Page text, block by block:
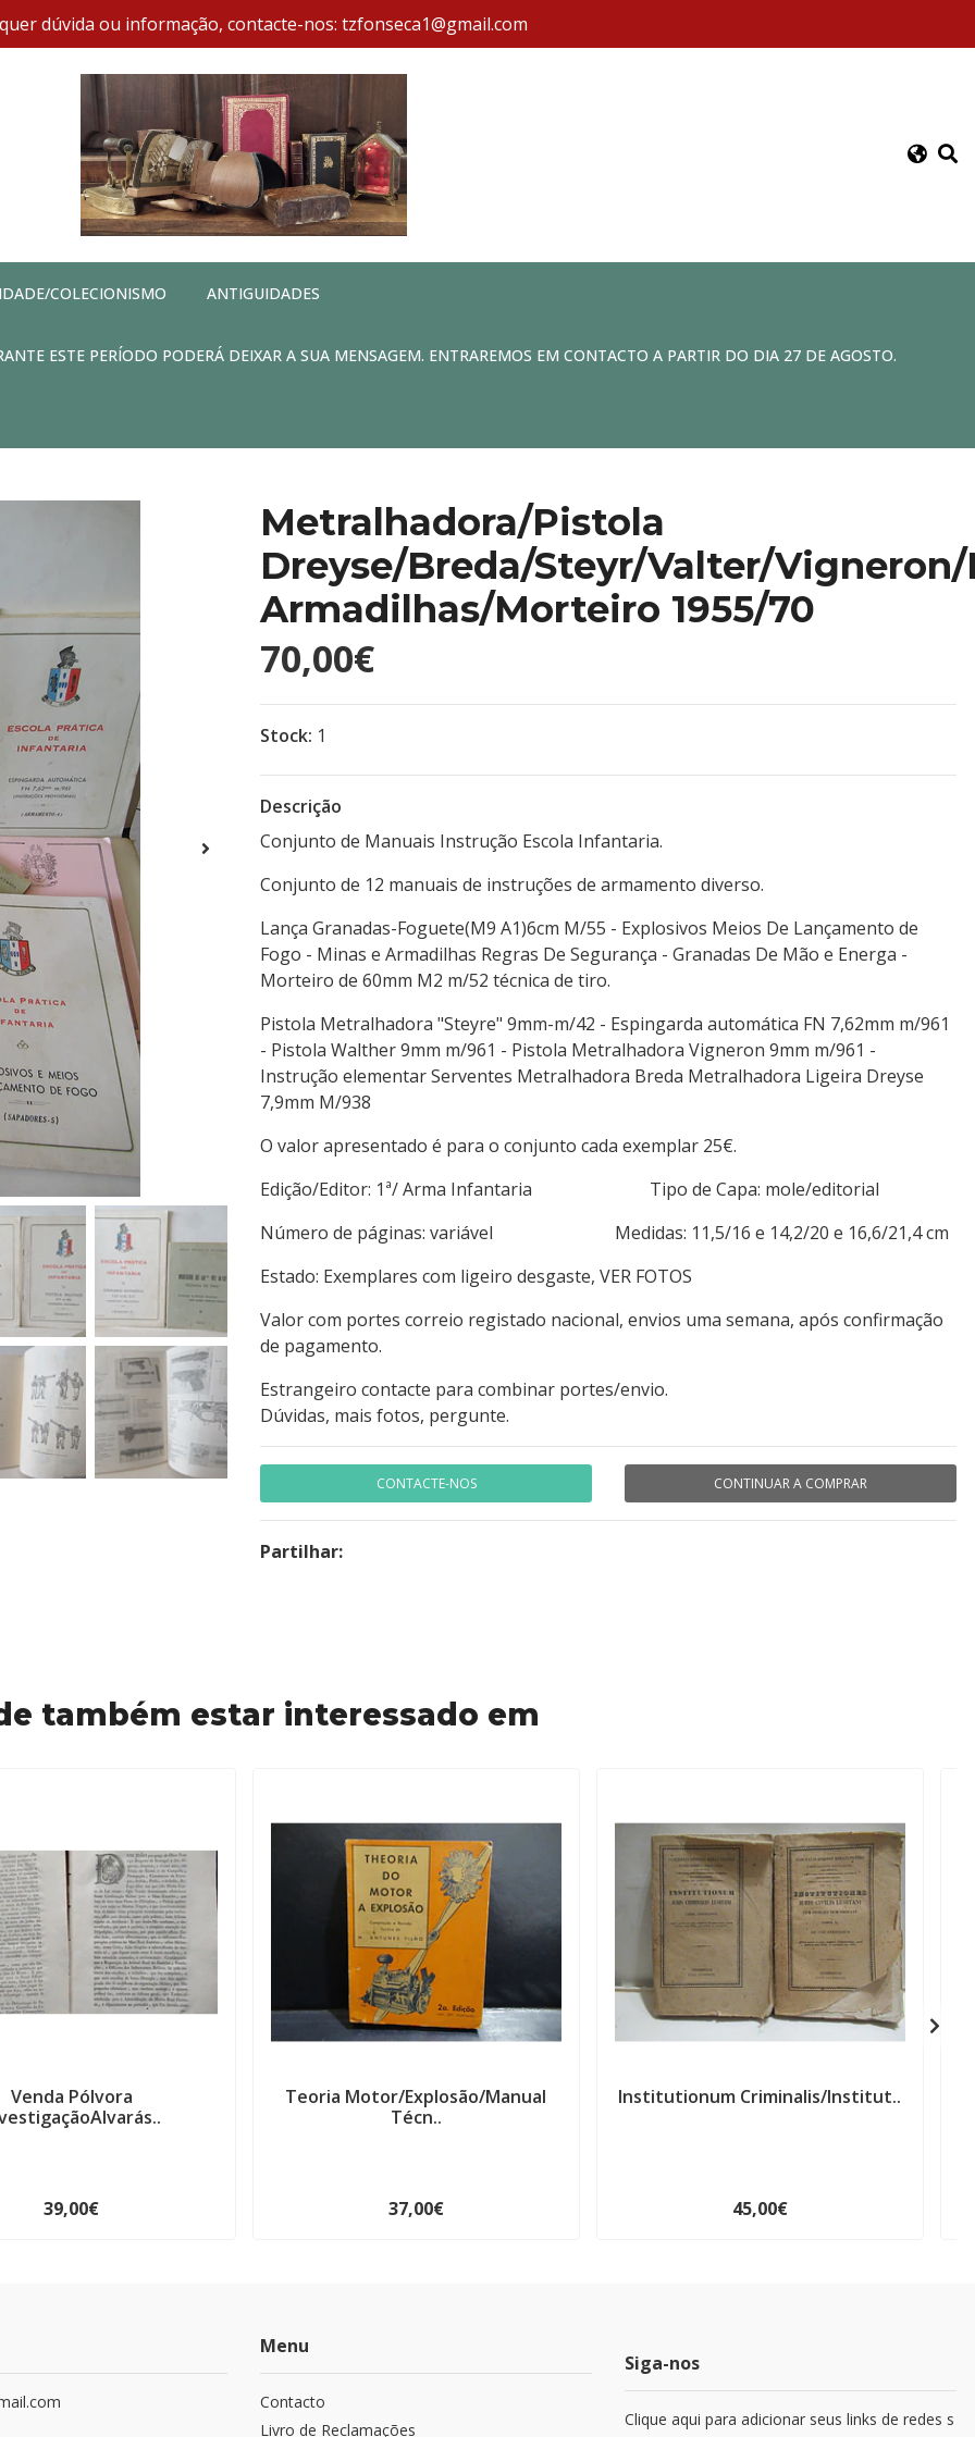
dúvida ou informação, contacte-nos: tzfonseca1@gmail.com
COLECIONISMO ANTIGUIDADES
ESTE PERÍODO PODERÁ DEIXAR A SUA MENSAGEM. ENTRAREMOS EM CONTACTO A PARTIR DO DIA 27 DE AGOSTO.
Metralhadora/Pistola
Dreyse/Breda/Steyr/Valter/
Armadilhas/Morteiro 1955/70
70,00€
Stock: 1
Descrição
Conjunto de Manuais Instrução Escola Infantaria.
Conjunto de 12 manuais de instruções de armamento diverso.
Lança Granadas-Foguete(M9 A1)6cm M/55 - Explosivos Meios De Lançamento de
Fogo - Minas e Armadilhas Regras De Segurança - Granadas De Mão e Energa -
Morteiro de 60mm M2 m/52 técnica de tiro.
Pistola Metralhadora "Steyre" 9mm-m/42 - Espingarda automática FN 7,62mm m/961
- Pistola Walther 9mm m/961 - Pistola Metralhadora Vigneron 9mm m/961 -
Instrução elementar Serventes Metralhadora Breda Metralhadora Ligeira Dreyse
7,9mm M/938
O valor apresentado é para o conjunto cada exemplar 25€.
Edição/Editor: 1ª/ Arma Infantaria Tipo de Capa: mole/editorial
Número de páginas: variável Medidas: 11,5/16 e 14,2/20 e 16,6/21,4 cm
Estado: Exemplares com ligeiro desgaste, VER FOTOS
Valor com portes correio registado nacional, envios uma semana, após confirmação
de pagamento.
Estrangeiro contacte para combinar portes/envio.
Dúvidas, mais fotos, pergunte.
CONTACTE-NOS CONTINUAR A COMPRAR
Partilhar:
também estar interessado em
Venda Pólvora
39,00€
Teoria Motor/Explosão/Manual
Técn..
37,00€
Institutionum Criminalis/Institut..
45,00€
Menu
Contacto
Livro de Reclamações
Siga-nos
Clique aqui para adicionar seus links de redes s